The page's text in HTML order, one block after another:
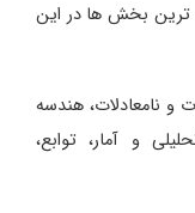
ترین بخش ها در این
نامعادلات، هندسه
و آمار، توابع،